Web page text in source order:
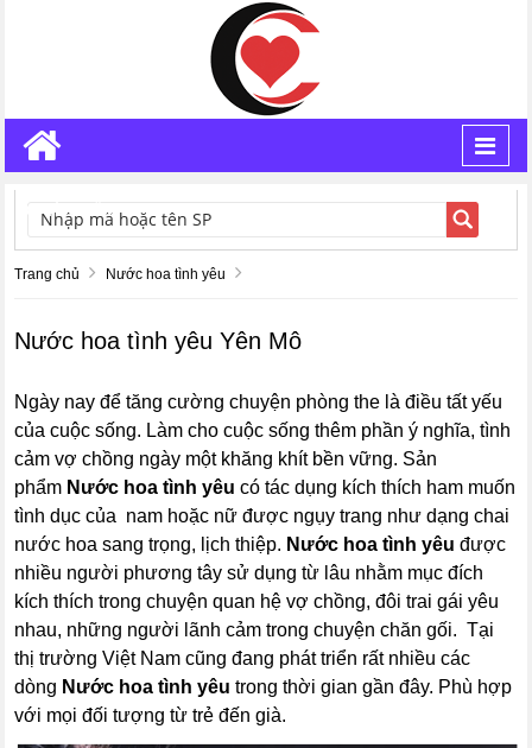
TÌM KIẾM
Trang chủ Nước hoa tình yêu
Nước hoa tình yêu Yên Mô
Ngày nay để tăng cường chuyện phòng the là điều tất yếu
của cuộc sống. Làm cho cuộc sống thêm phần ý nghĩa, tình
cảm vợ chồng ngày một khăng khít bền vững. Sản
phẩm Nước hoa tình yêu có tác dụng kích thích ham muốn
tình dục của nam hoặc nữ được ngụy trang như dạng chai
nước hoa sang trọng, lịch thiệp. Nước hoa tình yêu được
nhiều người phương tây sử dụng từ lâu nhằm mục đích
kích thích trong chuyện quan hệ vợ chồng, đôi trai gái yêu
nhau, những người lãnh cảm trong chuyện chăn gối. Tại
thị trường Việt Nam cũng đang phát triển rất nhiều các
dòng Nước hoa tình yêu trong thời gian gần đây. Phù hợp
với mọi đối tượng từ trẻ đến già.